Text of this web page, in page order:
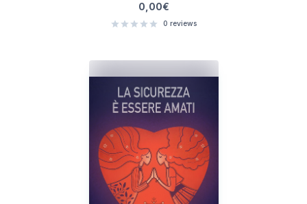
0,00€
0 reviews